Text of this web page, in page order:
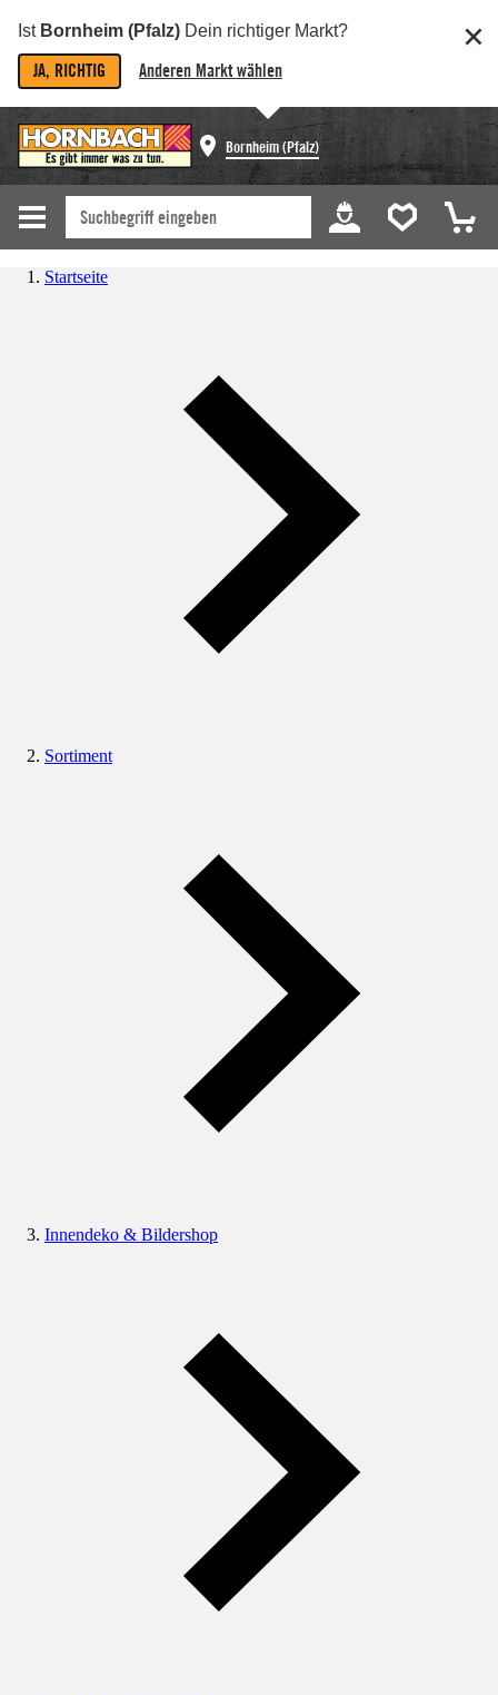
Ist Bornheim (Pfalz) Dein richtiger Markt?
JA, RICHTIG Anderen Markt wählen
Bornheim (Pfalz)
Startseite
Sortiment
Innendeko & Bildershop